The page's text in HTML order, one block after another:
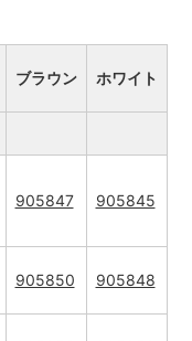
ブラウン ホワイト
905847 905845
905850 905848